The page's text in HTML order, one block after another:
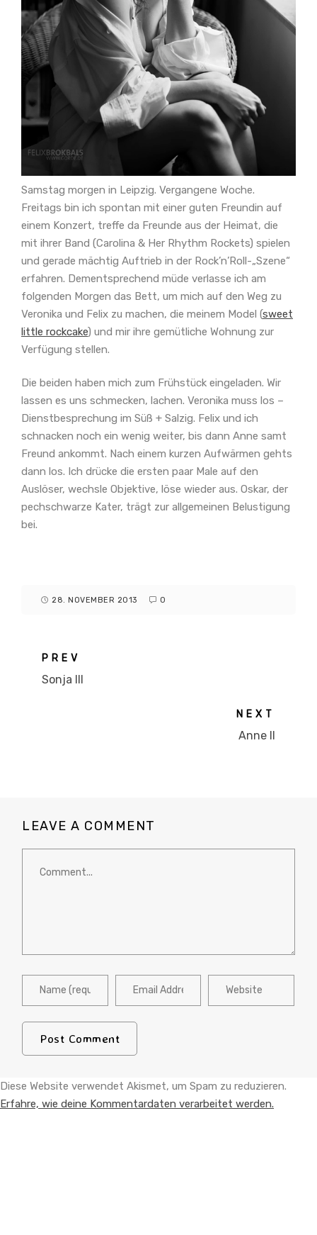
Samstag morgen in Leipzig. Vergangene Woche.
Freitags bin ich spontan mit einer guten Freundin auf
einem Konzert, treffe da Freunde aus der Heimat, die
mit ihrer Band (Carolina & Her Rhythm Rockets) spielen
und gerade mächtig Auftrieb in der Rock’n’Roll-„Szene“
erfahren. Dementsprechend müde verlasse ich am
folgenden Morgen das Bett, um mich auf den Weg zu
Veronika und Felix zu machen, die meinem Model (sweet
little rockcake) und mir ihre gemütliche Wohnung zur
Verfügung stellen.
Die beiden haben mich zum Frühstück eingeladen. Wir
lassen es uns schmecken, lachen. Veronika muss los –
Dienstbesprechung im Süß + Salzig. Felix und ich
schnacken noch ein wenig weiter, bis dann Anne samt
Freund ankommt. Nach einem kurzen Aufwärmen gehts
dann los. Ich drücke die ersten paar Male auf den
Auslöser, wechsle Objektive, löse wieder aus. Oskar, der
pechschwarze Kater, trägt zur allgemeinen Belustigung
bei.
28. NOVEMBER 2013 0
PREV
Sonja III
NEXT
Anne II
LEAVE A COMMENT
Diese Website verwendet Akismet, um Spam zu reduzieren.
Erfahre, wie deine Kommentardaten verarbeitet werden.